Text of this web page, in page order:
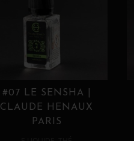
#07 LE SENSHA |
CLAUDE HENAUX
PARIS